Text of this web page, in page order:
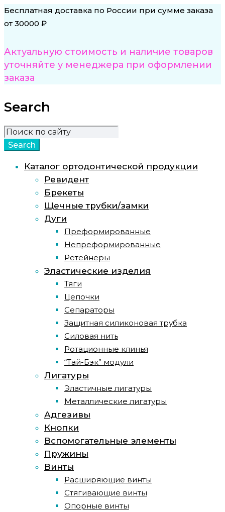
Бесплатная доставка по России при сумме заказа
от 30000 ₽
Актуальную стоимость и наличие товаров
уточняйте у менеджера при оформлении
заказа
Search
Каталог ортодонтической продукции
Ревидент
Брекеты
Щечные трубки/замки
Дуги
Преформированные
Непреформированные
Ретейнеры
Эластические изделия
Тяги
Цепочки
Сепараторы
Защитная силиконовая трубка
Силовая нить
Ротационные клинья
“Тай-Бэк” модули
Лигатуры
Эластичные лигатуры
Металлические лигатуры
Адгезивы
Кнопки
Вспомогательные элементы
Пружины
Винты
Расширяющие винты
Стягивающие винты
Опорные винты